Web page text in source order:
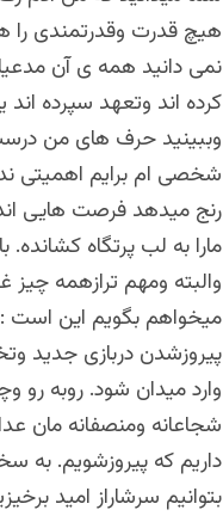
هیچ قدرت وقدرتمندی را
نمی دانید همه ی آن
کرده اند وتعهد سپرده اند
وببینید حرف های من
شخصی ام برایم اهمیتی
رنج میدهد فرصت هایی
مارا به لب پرتگاه
والبته ومهم ترازهمه
میخواهم بگویم این است
پیروزشدن دربازی جدید
وارد میدان شود. روبه رو
شجاعانه ومنصفانه مان
داریم که پیروزشویم.
بتوانیم سرشاراز امید